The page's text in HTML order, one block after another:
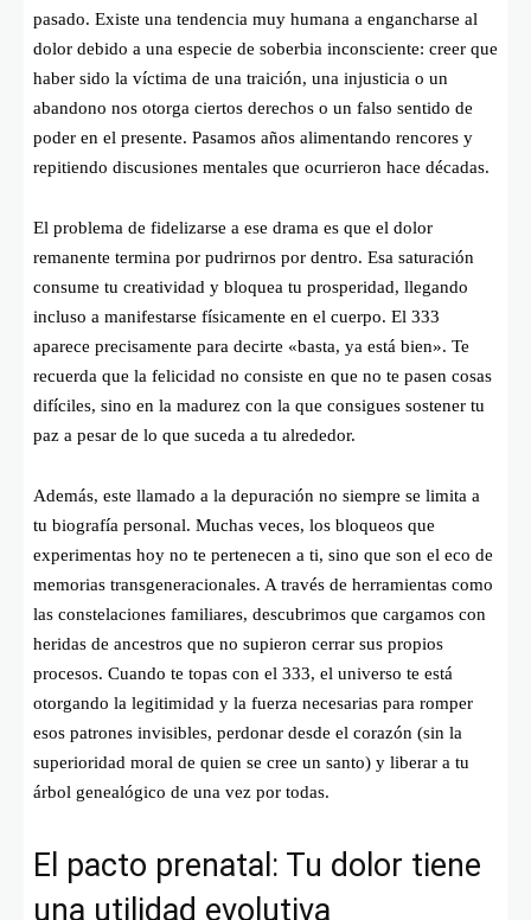
pasado. Existe una tendencia muy humana a engancharse al
dolor debido a una especie de soberbia inconsciente: creer que
haber sido la víctima de una traición, una injusticia o un
abandono nos otorga ciertos derechos o un falso sentido de
poder en el presente. Pasamos años alimentando rencores y
repitiendo discusiones mentales que ocurrieron hace décadas.
El problema de fidelizarse a ese drama es que el dolor
remanente termina por pudrirnos por dentro. Esa saturación
consume tu creatividad y bloquea tu prosperidad, llegando
incluso a manifestarse físicamente en el cuerpo. El 333
aparece precisamente para decirte «basta, ya está bien». Te
recuerda que la felicidad no consiste en que no te pasen cosas
difíciles, sino en la madurez con la que consigues sostener tu
paz a pesar de lo que suceda a tu alrededor.
Además, este llamado a la depuración no siempre se limita a
tu biografía personal. Muchas veces, los bloqueos que
experimentas hoy no te pertenecen a ti, sino que son el eco de
memorias transgeneracionales. A través de herramientas como
las constelaciones familiares, descubrimos que cargamos con
heridas de ancestros que no supieron cerrar sus propios
procesos. Cuando te topas con el 333, el universo te está
otorgando la legitimidad y la fuerza necesarias para romper
esos patrones invisibles, perdonar desde el corazón (sin la
superioridad moral de quien se cree un santo) y liberar a tu
árbol genealógico de una vez por todas.
El pacto prenatal: Tu dolor tiene
una utilidad evolutiva